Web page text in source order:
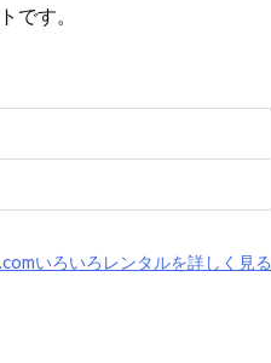
です。
いろいろレンタルを詳しく見る